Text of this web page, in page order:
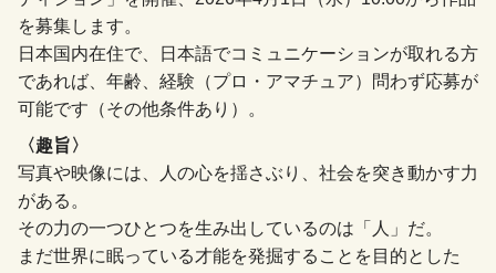
を募集します。
日本国内在住で、日本語でコミュニケーションが取れる方
であれば、年齢、経験（プロ・アマチュア）問わず応募が
可能です（その他条件あり）。
〈趣旨〉
写真や映像には、人の心を揺さぶり、社会を突き動かす力
がある。
その力の一つひとつを生み出しているのは「人」だ。
まだ世界に眠っている才能を発掘することを目的とした